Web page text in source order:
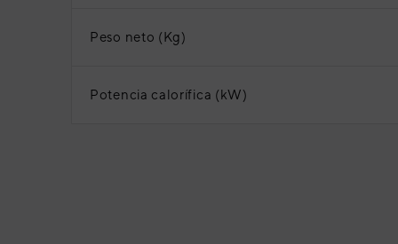
Peso neto (Kg)
Potencia calorífica (kW)